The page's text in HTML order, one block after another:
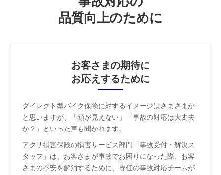
品質向上のために
お客さまの期待に
お応えするために
ダイレクト型バイク保険に対するイメージはさまざまか
と思いますが、「顔が見えない」「事故の対応は大丈夫
か？」といった声も聞かれます。
アクサ損害保険の損害サービス部門「事故受付・解決ス
タッフ」は、お客さまが事故でお困りになった際、お客
さまの不安を解消するために、専任の事故対応チームが